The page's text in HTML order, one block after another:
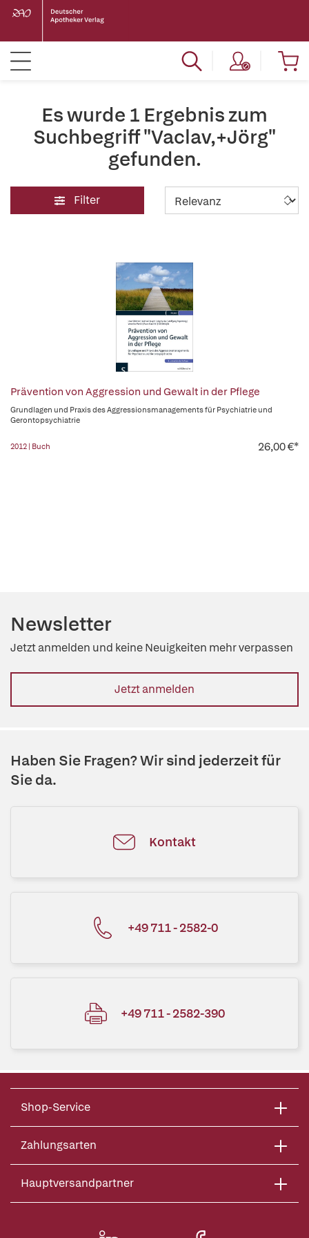
Es wurde 1 Ergebnis zum
Suchbegriff "Vaclav,+Jörg"
gefunden.
Filter
Prävention von Aggression und Gewalt in der Pflege
Grundlagen und Praxis des Aggressionsmanagements für Psychiatrie und
Gerontopsychiatrie
2012 | Buch 26,00 €*
Newsletter
Jetzt anmelden und keine Neuigkeiten mehr verpassen
Jetzt anmelden
Haben Sie Fragen? Wir sind jederzeit für
Sie da.
Kontakt
+49 711 - 2582-0
+49 711 - 2582-390
Shop-Service
Zahlungsarten
Hauptversandpartner